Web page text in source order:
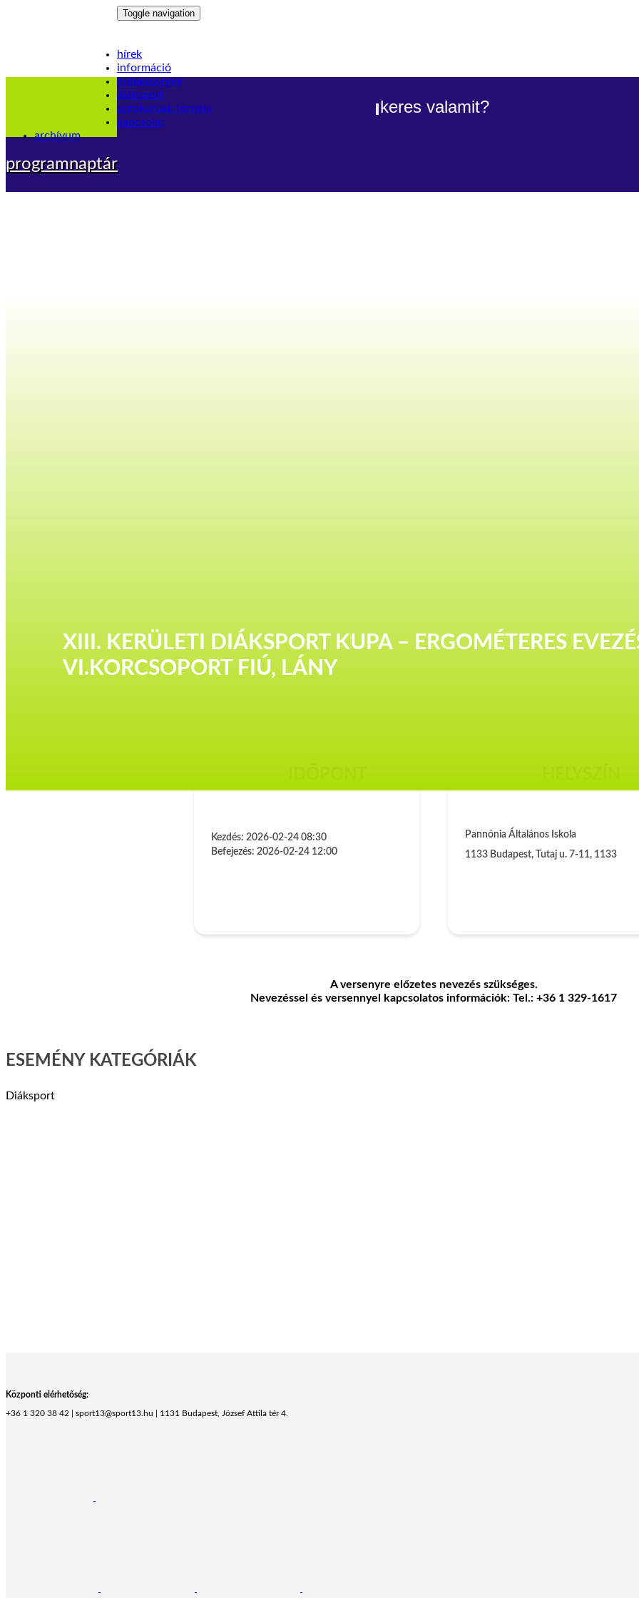
Toggle navigation
hírek
információ
érdekességek
diáksport
szépkorúak tornája
kapcsolat
archívum
programnaptár
XIII. KERÜLETI DIÁKSPORT KUPA – ERGOMÉTERES
VI.KORCSOPORT FIÚ, LÁNY
Kezdés: 2026-02-24 08:30
Befejezés: 2026-02-24 12:00
Pannónia Általános Iskola
1133 Budapest, Tutaj u. 7-11, 1133
A versenyre előzetes nevezés szükséges.
Nevezéssel és versennyel kapcsolatos információk: Tel.: +36 1 329-1617
ESEMÉNY KATEGÓRIÁK
Diáksport
Központi elérhetőség:
+36 1 320 38 42 | sport13@sport13.hu | 1131 Budapest, József Attila tér 4.